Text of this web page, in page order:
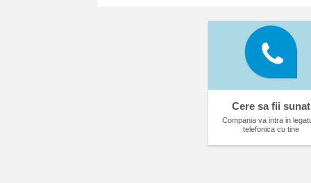
Cere sa fii sunat
Compania va intra in
telefonica cu tine